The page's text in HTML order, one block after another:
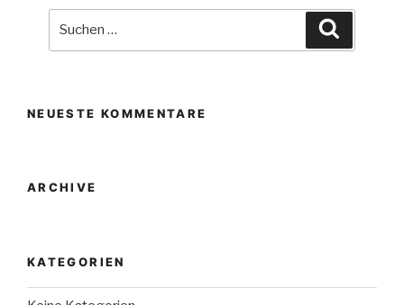
NEUESTE KOMMENTARE
ARCHIVE
KATEGORIEN